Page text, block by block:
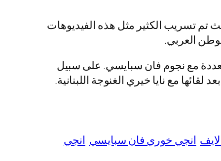
تم تسريب الكثير مثل هذه الفيديوهات
العربي.
مع نجوم فان سبايسي. على سبيل
مع نايا خيري الغنوجة اللبنانية.
انجي خوري فان سبايسي انجي